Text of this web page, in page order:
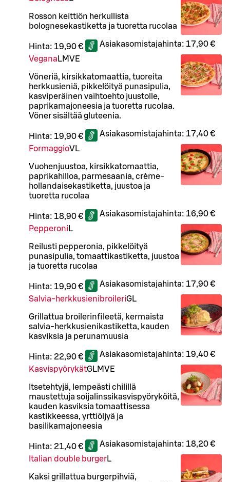
Rosson keittiön herkullista
bolognesekastiketta ja tuoretta rucolaa
Hinta: 19,90 € Asiakasomistajahinta: 17,90 €
Vegana LMVE
Vöneriä, kirsikkatomaattia, tuoreita
herkkusieniä, pikkelöityä punasipulia,
kasviperäinen vaihtoehto juustolle,
paprikamajoneesia ja tuoretta rucolaa.
Vöner sisältää gluteenia.
Hinta: 19,90 € Asiakasomistajahinta: 17,40 €
FormaggioVL
Vuohenjuustoa, kirsikkatomaattia,
paprikahilloa, parmesaania, crème-
hollandaisekastiketta, juustoa ja
tuoretta rucolaa
Hinta: 18,90 € Asiakasomistajahinta: 16,90 €
Pepperoni L
Reilusti pepperonia, pikkelöityä
punasipulia, tomaattikastiketta, juustoa
ja tuoretta rucolaa
Hinta: 19,90 € Asiakasomistajahinta: 17,90 €
Salvia-herkkusienibroileriGL
Grillattua broilerinfileetä, kermaista
salvia-herkkusienikastiketta, kauden
kasviksia ja perunamuusia
Hinta: 22,90 € Asiakasomistajahinta: 19,40 €
KasvispyörykätGLMVE
Itsetehtyjä, lempeästi chilillä
maustettuja soijalinssikasvispyöryköitä,
kauden kasviksia tomaattisessa
kastikkeessa, yrttiöljyä ja
basilikamajoneesia
Hinta: 21,40 € Asiakasomistajahinta: 18,20 €
Italian double burgerL
Kaksi grillattua burgerpihviä,